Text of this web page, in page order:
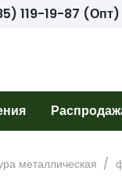
119-19-87 (Опт)
металлическая /